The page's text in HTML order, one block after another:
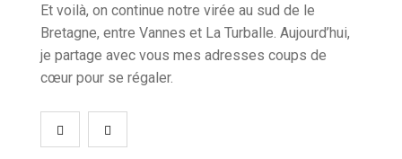
Et voilà, on continue notre virée au sud de le
Bretagne, entre Vannes et La Turballe. Aujourd’hui,
je partage avec vous mes adresses coups de
cœur pour se régaler.